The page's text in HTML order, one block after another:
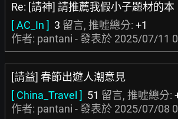
Re: [請神] 請推薦我假小子題材的本
[ AC_In ] 3 留言, 推噓總分: +1
作者: pantani - 發表於 2025/07/11
[請益] 春節出遊人潮意見
[ China_Travel ] 51 留言, 推噓總分:
作者: pantani - 發表於 2025/07/08